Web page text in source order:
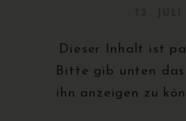
Dieser Inhalt ist
Bitte gib unten das
ihn anzeigen zu